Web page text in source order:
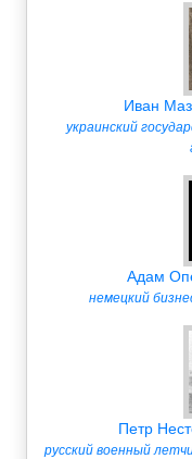
Иван
украинский
Адам
немецкий
Петр
русский военный